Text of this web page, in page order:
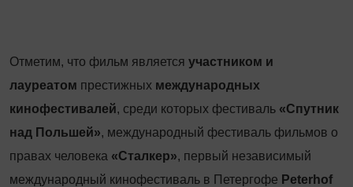
Отметим, что фильм является участником и
лауреатом престижных международных
кинофестивалей, среди которых фестиваль «Спутник
над Польшей», международный фестиваль фильмов о
правах человека «Сталкер», первый независимый
международный кинофестиваль в Петергофе Peterhof